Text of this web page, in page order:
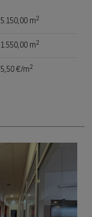
5.150,00 m2
1.550,00 m2
5,50 €/m2